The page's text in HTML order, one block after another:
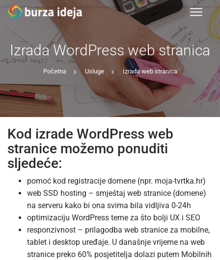
Izrada WordPress web stranica
Početna Usluge Izrada web stranica
Kod izrade WordPress web
stranice možemo ponuditi
sljedeće:
pomoć kod registracije domene (npr. moja-tvrtka.hr)
web SSD hosting – smještaj web stranice (domene)
na serveru kako bi ona svima bila vidljiva 0-24h
optimizaciju WordPress teme za što bolji UX i SEO
responzivnost – prilagodba web stranice za mobilne,
tablet i desktop uređaje. U današnje vrijeme na web
stranice preko 60% posjetitelja dolazi putem Mobilnih